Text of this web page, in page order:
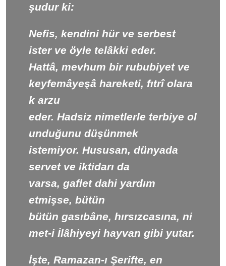
şudur ki:
Nefis, kendini hür ve serbest
ister ve öyle telâkki eder.
Hattâ, mevhum bir rububiyet ve
keyfemâyeşâ hareketi, fıtrî olara
k arzu
eder. Hadsiz nimetlerle terbiye ol
unduğunu düşünmek
istemiyor. Hususan, dünyada
servet ve iktidarı da
varsa, gaflet dahi yardım
etmişse, bütün
bütün gasıbâne, hırsızcasına, ni
met-i İlâhiyeyi hayvan gibi yutar.
İşte, Ramazan-ı Şerifte, en